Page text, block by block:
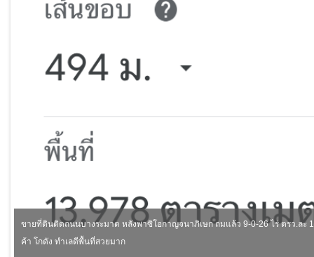
ขายที่ดินติดถนนบางระมาด หลังพาซิโอกาญจนาภิเษก ถมแล้ว 9-0-26 ไร่ ตรว.ละ
ค้า โกดัง ทำเลดีพื้นที่สวยมาก